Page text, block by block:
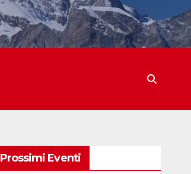
Prossimi Eventi